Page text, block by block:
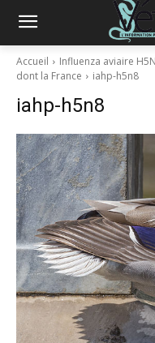
Accueil
Influenza aviaire
dont la France
iahp-h5n8
iahp-h5n8